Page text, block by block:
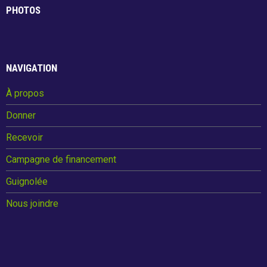
b
o
k
PHOTOS
NAVIGATION
À propos
Donner
Recevoir
Campagne de financement
Guignolée
Nous joindre